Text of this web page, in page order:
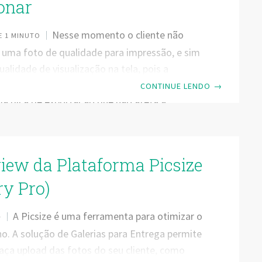
1 MINUTO
Nesse momento o cliente não
foto de qualidade para impressão, e sim
de visualização na tela, pois a
será feita de um computador ou celular. Então
dica de exportação que não afeta a
proporcionalResolução: 72dpi – garante que
para impressãoQualidade: 90% (é
até 80% e manter
CONTINUE LENDO →
da Plataforma Picsize
Pro)
A Picsize é uma ferramenta para otimizar o
A solução de Galerias para Entrega permite
upload das fotos do seu cliente, como